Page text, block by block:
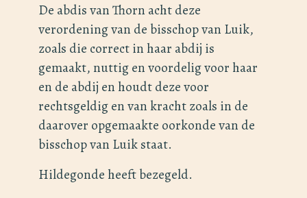
De abdis van Thorn acht deze
verordening van de bisschop van Luik,
zoals die correct in haar abdij is
gemaakt, nuttig en voordelig voor haar
en de abdij en houdt deze voor
rechtsgeldig en van kracht zoals in de
daarover opgemaakte oorkonde van de
bisschop van Luik staat.
Hildegonde heeft bezegeld.